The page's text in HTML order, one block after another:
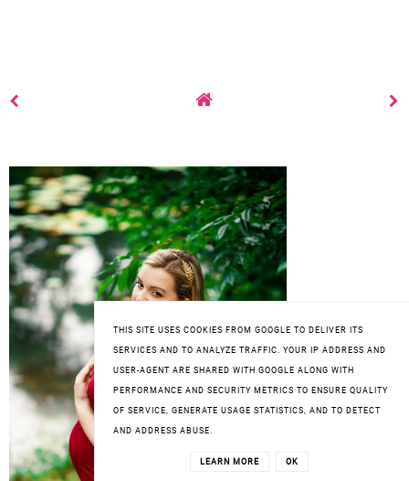
THIS SITE USES COOKIES FROM GOOGLE TO DELIVER ITS
SERVICES AND TO ANALYZE TRAFFIC. YOUR IP ADDRESS AND
USER-AGENT ARE SHARED WITH GOOGLE ALONG WITH
PERFORMANCE AND SECURITY METRICS TO ENSURE QUALITY
OF SERVICE, GENERATE USAGE STATISTICS, AND TO DETECT
AND ADDRESS ABUSE.
LEARN MORE OK